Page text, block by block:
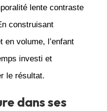
lente contraste
construisant
en volume, l’enfant
investi et
le résultat.
dans ses